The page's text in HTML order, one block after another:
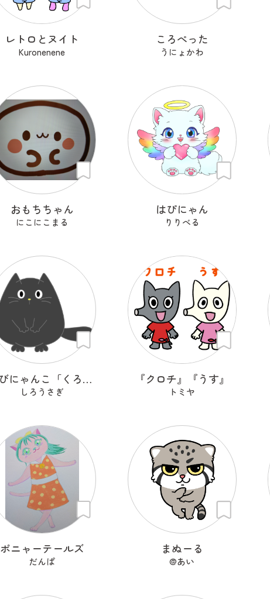
レトロとヌイト
Kuronenene
ころぺった
うにょかわ
おもちちゃん
にこにこまる
はぴにゃん
りりべる
ちびにゃんこ「くろちゃん♡」
しろうさぎ
『クロチ』『うす』
トミヤ
ポニャーテールズ
だんぱ
まぬーる
@あい